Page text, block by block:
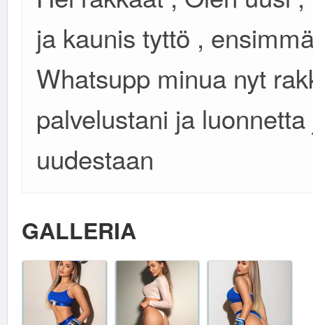
ja kaunis tyttö ,
Whatsupp minua nyt
palvelustani ja
uudestaan
GALLERIA